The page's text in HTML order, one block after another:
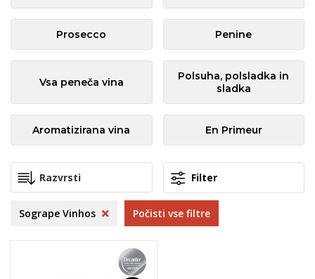
Prosecco Penine
Vsa peneča vina
Polsuha, polsladka in
sladka
Aromatizirana vina En Primeur
Filter
Sogrape Vinhos Počisti vse filtre